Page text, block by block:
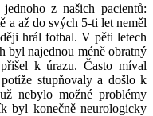
z našich pacientů:
a až do svých 5-ti let neměl
hrál fotbal. V pěti letech
byl najednou méně obratný
k úrazu. Často míval
stupňovaly a došlo k
nebylo možné problémy
byl konečně neurologicky